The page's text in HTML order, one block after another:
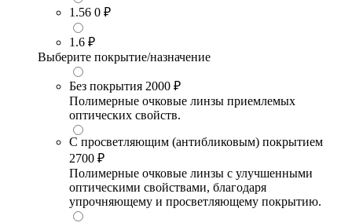
1.56 0 ₽
1.6 ₽
Выберите покрытие/назначение
Без покрытия 2000 ₽
Полимерные очковые линзы приемлемых
оптических свойств.
С просветляющим (антибликовым) покрытием
2700 ₽
Полимерные очковые линзы с улучшенными
оптическими свойствами, благодаря
упрочняющему и просветляющему покрытию.